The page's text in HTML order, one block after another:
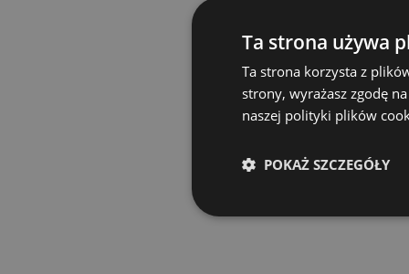
Ta strona używa
Ta strona korzysta z
strony, wyrażasz zgodę
naszej polityki plików
POKAŻ SZCZEGÓŁY